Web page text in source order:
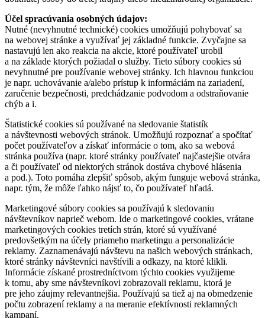
Účel spracúvania osobných údajov:
Nutné (nevyhnutné technické) cookies umožňujú pohybovať sa
na webovej stránke a využívať jej základné funkcie. Zvyčajne sa
nastavujú len ako reakcia na akcie, ktoré používateľ urobil
a na základe ktorých požiadal o služby. Tieto súbory cookies sú
nevyhnutné pre používanie webovej stránky. Ich hlavnou funkciou
je napr. uchovávanie a/alebo prístup k informáciám na zariadení,
zaručenie bezpečnosti, predchádzanie podvodom a odstraňovanie
chýb a i.
Štatistické cookies sú používané na sledovanie štatistík
a návštevnosti webových stránok. Umožňujú rozpoznať a spočítať
počet používateľov a získať informácie o tom, ako sa webová
stránka používa (napr. ktoré stránky používateľ najčastejšie otvára
a či používateľ od niektorých stránok dostáva chybové hlásenia
a pod.). Toto pomáha zlepšiť spôsob, akým funguje webová stránka,
napr. tým, že môže ľahko nájsť to, čo používateľ hľadá.
Marketingové súbory cookies sa používajú k sledovaniu
návštevníkov naprieč webom. Ide o marketingové cookies, vrátane
marketingových cookies tretích strán, ktoré sú využívané
predovšetkým na účely priameho marketingu a personalizácie
reklamy. Zaznamenávajú návštevu na našich webových stránkach,
ktoré stránky návštevníci navštívili a odkazy, na ktoré klikli.
Informácie získané prostredníctvom týchto cookies využijeme
k tomu, aby sme návštevníkovi zobrazovali reklamu, ktorá je
pre jeho záujmy relevantnejšia. Používajú sa tiež aj na obmedzenie
počtu zobrazení reklamy a na meranie efektívnosti reklamných
kampaní.